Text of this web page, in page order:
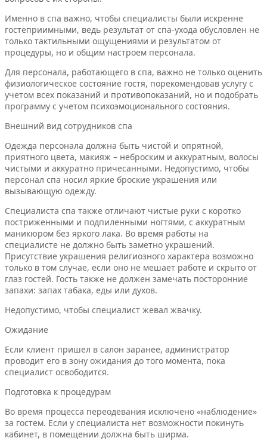
Именно в спа важно, чтобы специалисты были искренне
гостеприимными, ведь результат от спа-ухода обусловлен не
только тактильными ощущениями и результатом от
процедуры, но и общим настроем персонала.
Для персонала, работающего в спа, важно не только оценить
физиологическое состояние гостя, порекомендовав услугу с
учетом всех показаний и противопоказаний, но и подобрать
программу с учетом психоэмоционального состояния.
Внешний вид сотрудников спа
Одежда персонала должна быть чистой и опрятной,
приятного цвета, макияж – неброским и аккуратным, волосы
чистыми и аккуратно причесанными. Недопустимо, чтобы
персонал спа носил яркие броские украшения или
вызывающую одежду.
Специалиста спа также отличают чистые руки с коротко
постриженными и подпиленными ногтями, с аккуратным
маникюром без яркого лака. Во время работы на
специалисте не должно быть заметно украшений.
Присутствие украшения религиозного характера возможно
только в том случае, если оно не мешает работе и скрыто от
глаз гостей. Гость также не должен замечать посторонние
запахи: запах табака, еды или духов.
Недопустимо, чтобы специалист жевал жвачку.
Ожидание
Если клиент пришел в салон заранее, администратор
проводит его в зону ожидания до того момента, пока
специалист освободится.
Подготовка к процедурам
Во время процесса переодевания исключено «наблюдение»
за гостем. Если у специалиста нет возможности покинуть
кабинет, в помещении должна быть ширма.